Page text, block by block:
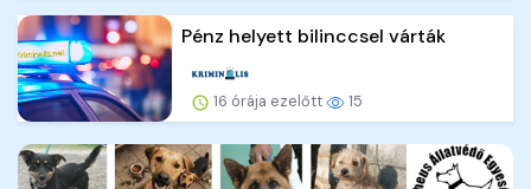
Pénz helyett bilinccsel várták
16 órája ezelőtt 15